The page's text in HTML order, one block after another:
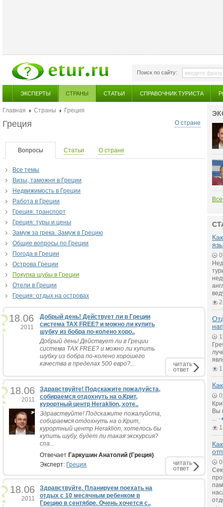
Поиск по сайту:
ЭКСПЕРТЫ СТРАНЫ СТАТЬИ СПРАВОЧНИК ТУРИСТА
Главная Страны
Греция
О стране
Греция
Вопросы Статьи О стране
Все темы
Визы, таможня в Греции
Недвижимость в Греции
Работа в Греции
Греция: транспорт
Греция: туры и цены
Замуж за грека. Замуж в Грецию
Общие вопросы по Греции
Погода в Греции
Острова Греции
Покупка шубы в Греции
Отели в Греции
Греция: отдых на островах
18.06
2011
Добрый день! Действует ли в Греции
система ТАХ FREE? и можно ли купить
шубку из бобра по-колено хоро..
Добрый день! Действует ли в Греции
система ТАХ FREE? и можно ли купить
шубку из бобра по-колено хорошего
качества в пределах 500 евро?...
читать
ответ
18.06
2011
Здравствуйте! Подскажите пожалуйста,
собираемся отдохнуть на о.Крит,
курортный центр Heraklion, хоте..
Здравствуйте! Подскажите пожалуйста,
собираемся отдохнуть на о.Крит,
курортный центр Heraklion, хотелось бы
купить шубу, будет ли такая экскурсия?
спа...
Отвечает Гаркушин Анатолий (Греция)
Эксперт: Греция читать
ответ
18.06
2011
Здравствуйте. Планируем поехать на
отдых с 10 месячным ребенком в
Грецию в сентябре. Очень хочется с..
Вы
...